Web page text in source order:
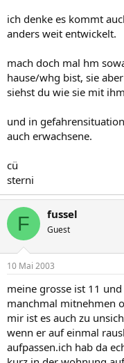
ich denke es kommt
anders weit entwickelt.
mach doch mal hm
hause/whg bist, sie
siehst du wie sie mit
und in
auch erwachsene.
cü
sterni
F fussel
Guest
10 Mai 2003
meine grosse ist 11
manchmal mitnehmen
mir ist es auch zu
wenn er auf einmal
aufpassen.ich hab da